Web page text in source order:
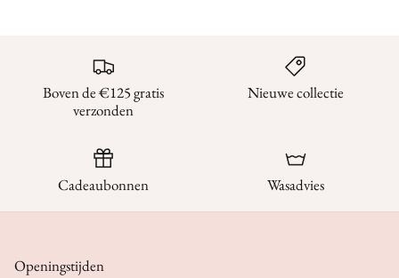
Boven de €125 gratis
verzonden
Nieuwe collectie
Cadeaubonnen Wasadvies
Openingstijden